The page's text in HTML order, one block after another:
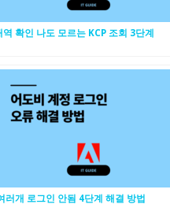
확인 나도 모르는 KCP 조회 3단계
러개 로그인 안됨 4단계 해결 방법